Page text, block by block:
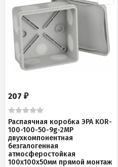
207 ₽
Распаячная коробка ЭРА KOR-
100-100-50-9g-2MP
двухкомпонентная
безгалогенная
атмосферостойкая
100х100х50мм прямой монтаж